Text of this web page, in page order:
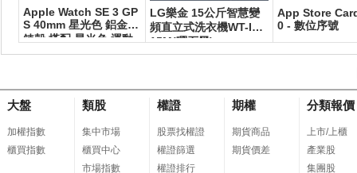
Apple Watch SE 3 GP
S 40mm 星光色 鋁金屬
錶殼 搭配 星光色 運動
錶帶
LG樂金 15公斤智慧變
頻直立式洗衣機WT-IBN
15M(曜石黑)
App Store
0 - 數位序號
大盤
加權指數
櫃買指數
類股
集中市場
櫃買中心
市場指數
權證
股票找權證
權證篩選
權證排行
期權
期貨商品
期貨價差
分類報價
上市/上櫃
產業股
集團股